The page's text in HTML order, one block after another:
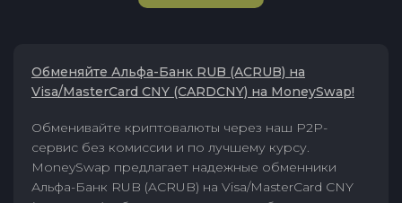
Обменяйте Альфа-Банк RUB (ACRUB) на
Visa/MasterCard CNY (CARDCNY) на MoneySwap!
Обменивайте криптовалюты через наш P2P-
сервис без комиссии и по лучшему курсу.
MoneySwap предлагает надежные обменники
Альфа-Банк RUB (ACRUB) на Visa/MasterCard CNY